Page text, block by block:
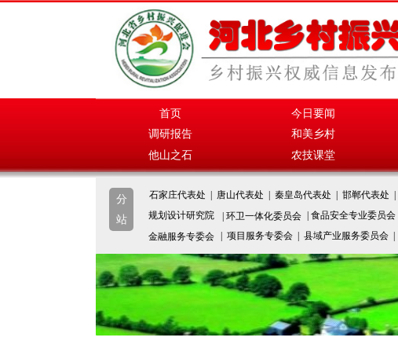
首页 今日要闻
调研报告
和美乡村
他山之石
农技课堂
分
站
石家庄代表处 | 唐山代表处 | 秦皇岛代表处 | 邯郸代表
| 食品安全专业委员会
| 环卫一体化委员会
| 项目服务专委会 | 县域产业服务委员
规划设计研究院
金融服务专委会